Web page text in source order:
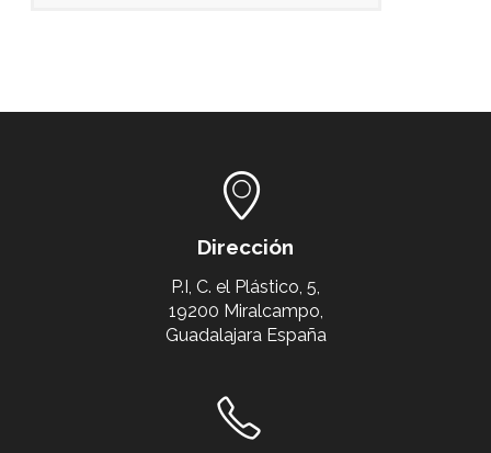
Dirección
P.I, C. el Plástico, 5,
19200 Miralcampo,
Guadalajara España